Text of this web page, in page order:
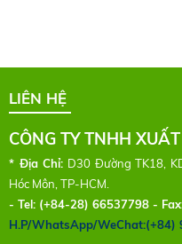
LIÊN HỆ
CÔNG TY TNHH
* Địa Chỉ: D30 Đường TK18,
Hóc Môn, TP-HCM.
- Tel: (+84-28) 66537798 -
H.P/WhatsApp/